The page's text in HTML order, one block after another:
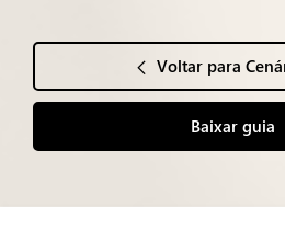
Voltar para
Baixar guia